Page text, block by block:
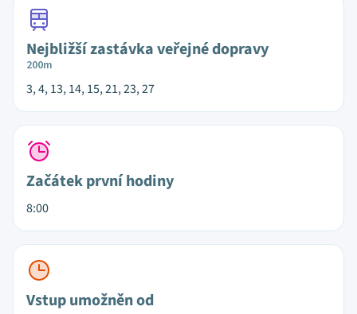
Nejbližší zastávka veřejné dopravy
200m
3, 4, 13, 14, 15, 21, 23, 27
Začátek první hodiny
8:00
Vstup umožněn od